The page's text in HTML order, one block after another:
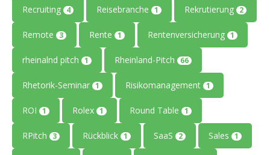
Recruiting 4 Reisebranche 1 Rekrutierung 2
Remote 3 Rente 1 Rentenversicherung 1
rheinalnd pitch 1 Rheinland-Pitch 66
Rhetorik-Seminar 1 Risikomanagement 1
ROI 1 Rolex 1 Round Table 1
RPitch 3 Rückblick 1 SaaS 2 Sales 1